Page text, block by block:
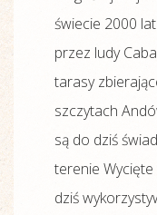
świecie 2000
przez ludy
tarasy
szczytach
są do dziś
terenie
dziś